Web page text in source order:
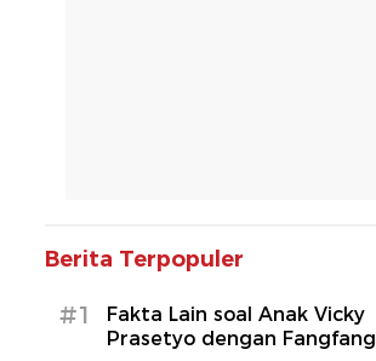
Berita Terpopuler
#1
Fakta Lain soal Anak Vicky
Prasetyo dengan Fangfang